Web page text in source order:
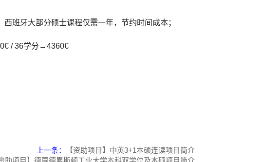
班牙大部分硕士课程仅需一年，节约时间成本；
/ 36学分→4360€
上一条：
【资助项目】中英3+1本硕连读项目简介
资助项目】德国德累斯顿工业大学本科双学位及本硕项目简介